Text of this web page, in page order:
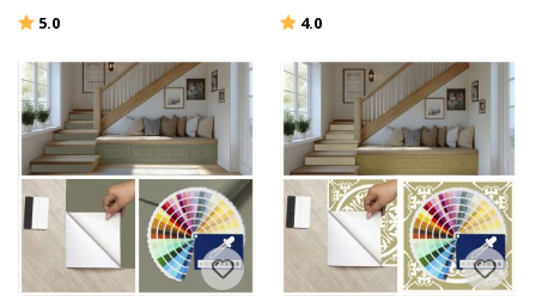
Hodnotenie:
5.0 Hodnotenie:
4.0